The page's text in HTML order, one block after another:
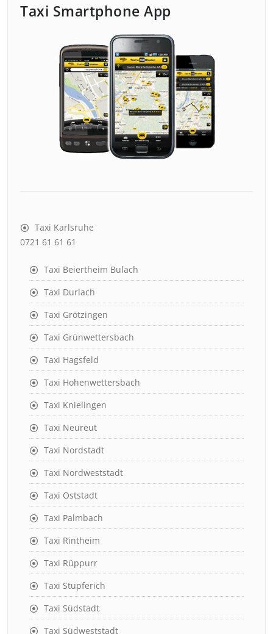
Taxi Smartphone App
Taxi Karlsruhe
0721 61 61 61
Taxi Beiertheim Bulach
Taxi Durlach
Taxi Grötzingen
Taxi Grünwettersbach
Taxi Hagsfeld
Taxi Hohenwettersbach
Taxi Knielingen
Taxi Neureut
Taxi Nordstadt
Taxi Nordweststadt
Taxi Oststadt
Taxi Palmbach
Taxi Rintheim
Taxi Rüppurr
Taxi Stupferich
Taxi Südstadt
Taxi Südweststadt